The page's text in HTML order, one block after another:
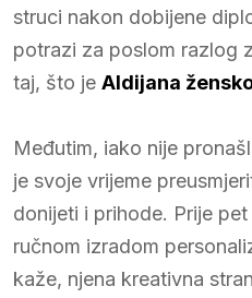
struci nakon dobijene
potrazi za poslom razlog
taj, što je Aldijana
Međutim, iako nije
je svoje vrijeme
donijeti i prihode. Prije
ručnom izradom
kaže, njena kreativna